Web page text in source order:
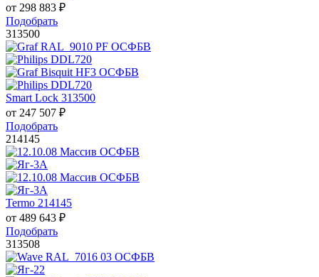
от 298 883 ₽
Подобрать
313500
Smart Lock 313500
от 247 507 ₽
Подобрать
214145
Termo 214145
от 489 643 ₽
Подобрать
313508